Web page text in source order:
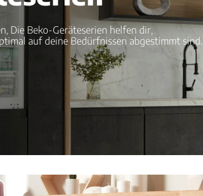
Die Beko-Geräteserien helfen dir,
auf deine Bedürfnissen abgestimmt sind.